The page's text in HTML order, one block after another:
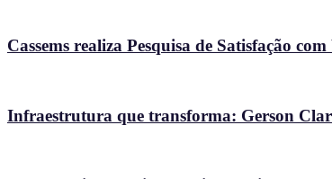
Cassems realiza Pesquisa de Satisfação
Infraestrutura que transforma: Gerson